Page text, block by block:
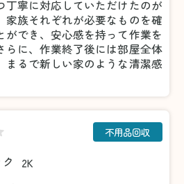
丁寧に対応していただけたのが
家族それぞれが必要なものを確
ができ、安心感を持って作業を
らに、作業終了後には部屋全体
まるで新しい家のような清潔感
2K
不用品回収